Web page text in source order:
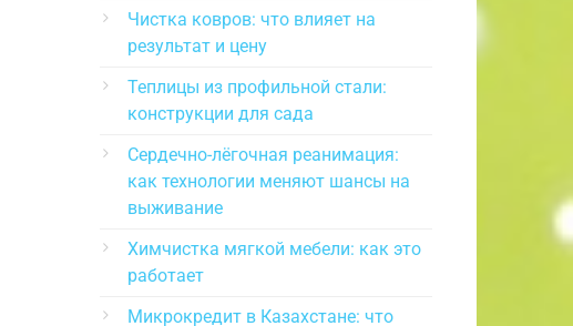
Чистка ковров: что влияет на
результат и цену
Теплицы из профильной стали:
конструкции для сада
Сердечно-лёгочная реанимация:
как технологии меняют шансы на
выживание
Химчистка мягкой мебели: как это
работает
Микрокредит в Казахстане: что